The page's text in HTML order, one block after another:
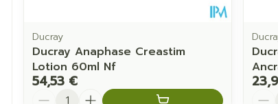
Ducray
Ducray Anaphase Creastim
Lotion 60ml Nf
54,53 €
Quantité